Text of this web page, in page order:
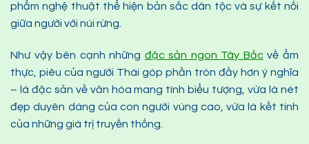
phẩm nghệ thuật thể hiện bản sắc dân tộc và sự kết nối
giữa người với núi rừng.
Như vậy bên cạnh những đặc sản ngon Tây Bắcvề ẩm
thực, piêu của người Thái góp phần tròn đầy hơn ý nghĩa
– là đặc sản về văn hóa mang tính biểu tượng, vừa là nét
đẹp duyên dáng của con người vùng cao, vừa là kết tinh
của những giá trị truyền thống.